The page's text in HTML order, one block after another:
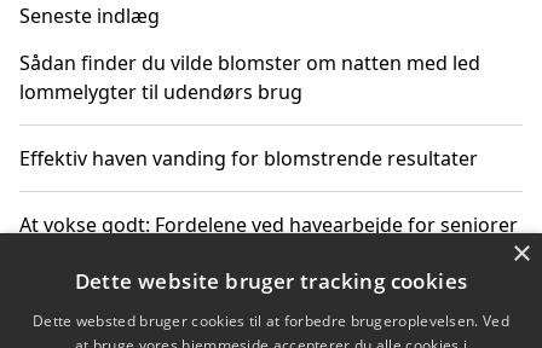
Seneste indlæg
Sådan finder du vilde blomster om natten med led
lommelygter til udendørs brug
Effektiv haven vanding for blomstrende resultater
At vokse godt: Fordelene ved havearbejde for seniorer
Grønne løsninger til løft i det fri støtter miljøvenlige
landskabsprojekter
×
Dette website bruger tracking cookies
Dette websted bruger cookies til at forbedre brugeroplevelsen. Ved